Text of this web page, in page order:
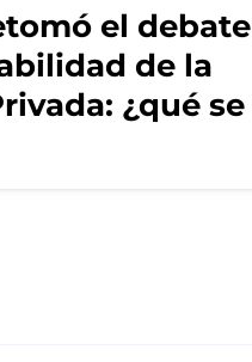
el debate
de la
¿qué se